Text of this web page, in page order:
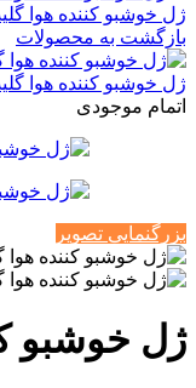
ژل خوشبو کننده هوا
بازگشت به محصولات
ژل خوشبو کننده هوا گلید
اتمام موجودی
بزرگنمایی تصویر
ژل خوشبو